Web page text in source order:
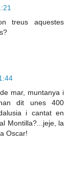
treus aquestes
mar, muntanya i
dit unes 400
i cantat en
Montilla?...jeje, la
Oscar!